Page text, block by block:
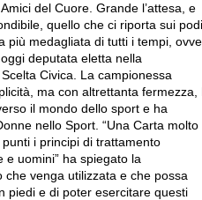
del Cuore. Grande l’attesa, e
quello che ci riporta sui podi
più medagliata di tutti i tempi,
deputata eletta nella
Civica. La campionessa
ma con altrettanta fermezza,
il mondo dello sport e ha
nello Sport. “Una Carta molto
i principi di trattamento
e uomini” ha spiegato la
che venga utilizzata e che possa
piedi e di poter esercitare questi